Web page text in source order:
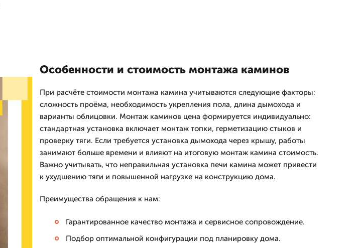
Особенности и стоимость монтажа каминов
При расчёте стоимости монтажа камина учитываются следующие факторы:
сложность проёма, необходимость укрепления пола, длина дымохода и
варианты облицовки. Монтаж каминов цена формируется индивидуально:
стандартная установка включает монтаж топки, герметизацию стыков и
проверку тяги. Если требуется установка дымохода через крышу, работы
занимают больше времени и влияют на итоговую монтаж камина стоимость.
Важно учитывать, что неправильная установка печи камина может привести
к ухудшению тяги и повышенной нагрузке на конструкцию дома.
Преимущества обращения к нам:
Гарантированное качество монтажа и сервисное сопровождение.
Подбор оптимальной конфигурации под планировку дома.